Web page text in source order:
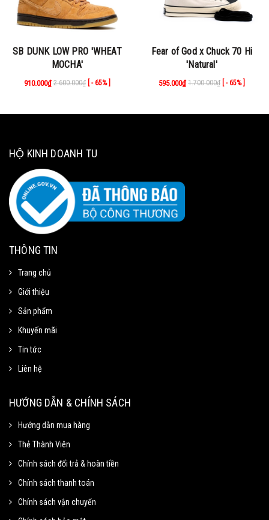
SB DUNK LOW PRO 'WHEAT
MOCHA'
910.000₫ 2.600.000₫ [ - 65% ]
Fear of God x Chuck 70 Hi
'Natural'
595.000₫ 1.700.000₫ [ - 65% ]
HỘ KINH DOANH TU
THÔNG TIN
Trang chủ
Giới thiệu
Sản phẩm
Khuyến mãi
Tin tức
Liên hệ
HƯỚNG DẪN & CHÍNH SÁCH
Hướng dẫn mua hàng
Thẻ Thành Viên
Chính sách đổi trả & hoàn tiền
Chính sách thanh toán
Chính sách vận chuyển
Mã Giảm Giá
trang thanh toán.
250k.
Hạn sử dung: 31/09/2020